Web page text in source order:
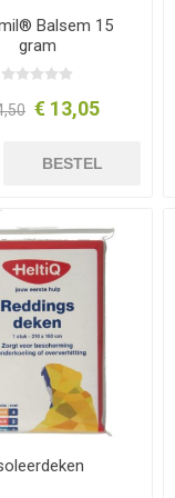
Balsem 15
gram
€ 13,05
BESTEL